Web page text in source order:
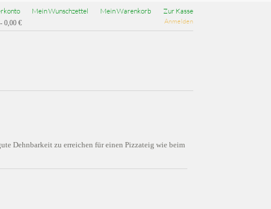
Mein Wunschzettel Mein Warenkorb Zur Kasse
Anmelden
- 0,00 €
Dehnbarkeit zu erreichen für einen Pizzateig wie beim